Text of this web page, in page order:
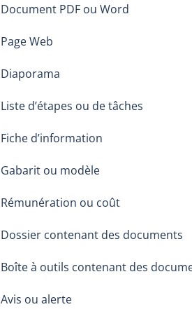
Document PDF ou Word
Page Web
Diaporama
Liste d’étapes ou de tâches
Fiche d’information
Gabarit ou modèle
Rémunération ou coût
Dossier contenant des documents
Boîte à outils contenant des
Avis ou alerte